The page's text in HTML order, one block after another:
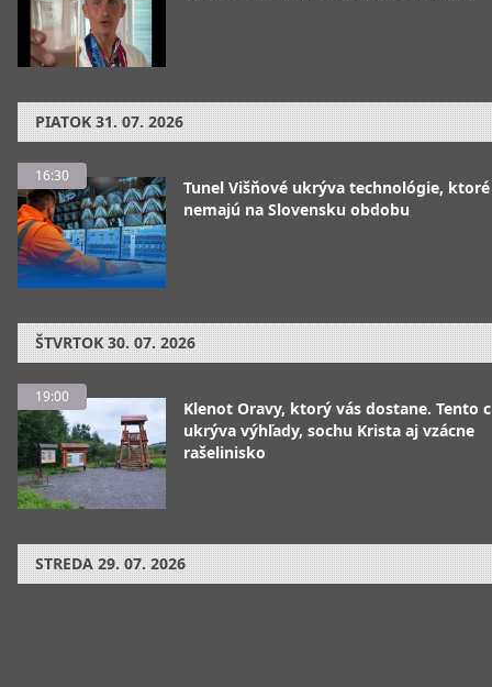
PIATOK 31. 07. 2026
16:30
Tunel Višňové ukrýva technológie, ktoré
nemajú na Slovensku obdobu
ŠTVRTOK 30. 07. 2026
19:00
Klenot Oravy, ktorý vás dostane. Tento
ukrýva výhľady, sochu Krista aj vzácne
rašelinisko
STREDA 29. 07. 2026